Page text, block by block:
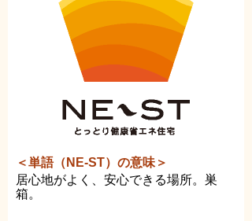
＜単語（NE-ST）の意味＞
居心地がよく、安心できる場所。巣
箱。